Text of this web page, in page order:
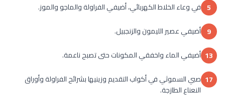
5 في وعاء الخلاط الكهربائي، أضيفي الفراولة والماجو والموز.
9 أضيفي عصير الليمون والزنجبيل.
13 أضيفي الماء واخفقي المكونات حتى تصبح ناعمة.
17 صبي السموثي في أكواب التقديم وزينيها بشرائح الفراولة وأوراق
النعناع الطازجة.